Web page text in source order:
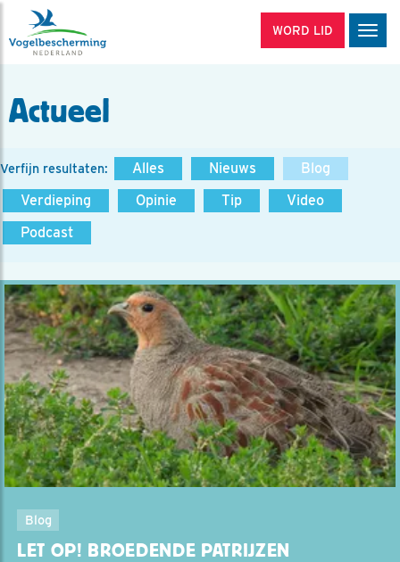
WORD LID
Actueel
Verfijn resultaten: Alles Nieuws
Blog
Verdieping
Opinie Tip
Video
Podcast
Blog
LET OP! BROEDENDE PATRIJZEN